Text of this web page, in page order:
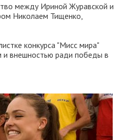
между Ириной Журавской и
Николаем Тищенко,
конкурса "Мисс мира"
и внешностью ради победы в